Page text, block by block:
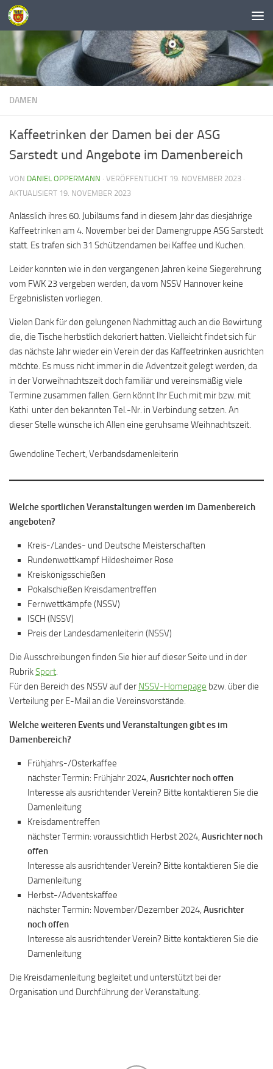
Unter dem Inhalt
DAMEN
Kaffeetrinken der Damen bei der ASG
Sarstedt und Angebote im Damenbereich
VON DANIEL OPPERMANN · VERÖFFENTLICHT 19. NOVEMBER 2023 ·
AKTUALISIERT 19. NOVEMBER 2023
Anlässlich ihres 60. Jubiläums fand in diesem Jahr das diesjährige
Kaffeetrinken am 4. November bei der Damengruppe ASG Sarstedt
statt. Es trafen sich 31 Schützendamen bei Kaffee und Kuchen.
Leider konnten wie in den vergangenen Jahren keine Siegerehrung
vom FWK 23 vergeben werden, da vom NSSV Hannover keine
Ergebnislisten vorliegen.
Vielen Dank für den gelungenen Nachmittag auch an die Bewirtung
die, die Tische herbstlich dekoriert hatten. Vielleicht findet sich für
das nächste Jahr wieder ein Verein der das Kaffeetrinken ausrichten
möchte. Es muss nicht immer in die Adventzeit gelegt werden, da
in der Vorweihnachtszeit doch familiär und vereinsmäßig viele
Termine zusammen fallen. Gern könnt Ihr Euch mit mir bzw. mit
Kathi unter den bekannten Tel.-Nr. in Verbindung setzen. An
dieser Stelle wünsche ich Allen eine geruhsame Weihnachtszeit.
Gwendoline Techert, Verbandsdamenleiterin
Welche sportlichen Veranstaltungen werden im Damenbereich
angeboten?
Kreis-/Landes- und Deutsche Meisterschaften
Rundenwettkampf Hildesheimer Rose
Kreiskönigsschießen
Pokalschießen Kreisdamentreffen
Fernwettkämpfe (NSSV)
ISCH (NSSV)
Preis der Landesdamenleiterin (NSSV)
Die Ausschreibungen finden Sie hier auf dieser Seite und in der
RubrikSport.
Für den Bereich des NSSV auf der NSSV-Homepage bzw. über die
Verteilung per E-Mail an die Vereinsvorstände.
Welche weiteren Events und Veranstaltungen gibt es im
Damenbereich?
Frühjahrs-/Osterkaffee
nächster Termin: Frühjahr 2024, Ausrichter noch offen
Interesse als ausrichtender Verein? Bitte kontaktieren Sie die
Damenleitung
Kreisdamentreffen
nächster Termin: voraussichtlich Herbst 2024, Ausrichter noch
offen
Interesse als ausrichtender Verein? Bitte kontaktieren Sie die
Damenleitung
Herbst-/Adventskaffee
nächster Termin: November/Dezember 2024, Ausrichter
noch offen
Interesse als ausrichtender Verein? Bitte kontaktieren Sie die
Damenleitung
Die Kreisdamenleitung begleitet und unterstützt bei der
Organisation und Durchführung der Veranstaltung.